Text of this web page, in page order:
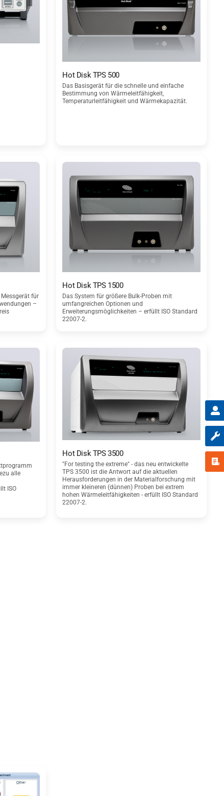
Hot Disk TPS 500
Das Basisgerät für die schnelle und einfache
Bestimmung von Wärmeleitfähigkeit,
Temperaturleitfähigkeit und Wärmekapazität.
für
–
Hot Disk TPS 1500
Das System für größere Bulk-Proben mit
umfangreichen Optionen und
Erweiterungsmöglichkeiten – erfüllt ISO Standard
22007-2.
alle
ISO
Hot Disk TPS 3500
"For testing the extreme" - das neu entwickelte
TPS 3500 ist die Antwort auf die aktuellen
Herausforderungen in der Materialforschung mit
immer kleineren (dünnen) Proben bei extrem
hohen Wärmeleitfähigkeiten - erfüllt ISO Standard
22007-2.